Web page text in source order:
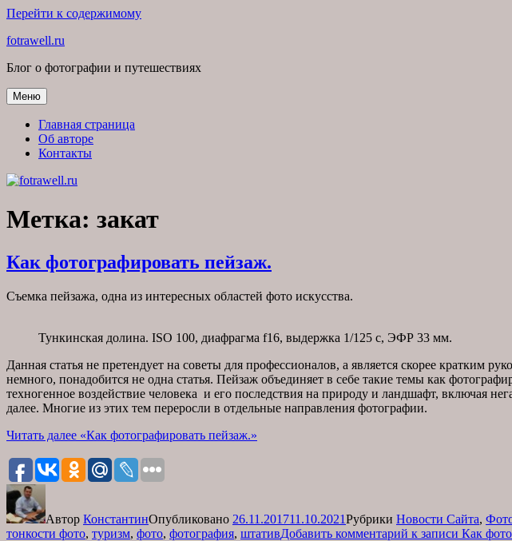
Перейти к содержимому
fotrawell.ru
Блог о фотографии и путешествиях
Меню
Главная страница
Об авторе
Контакты
Метка: закат
Как фотографировать пейзаж.
Съемка пейзажа, одна из интересных областей фото искусства.
Тункинская долина. ISO 100, диафрагма f16, выдержка 1/125 с, ЭФР 33 мм.
Данная статья не претендует на советы для профессионалов, а является скорее кратким
немного, понадобится не одна статья. Пейзаж объединяет в себе такие темы как
техногенное воздействие человека и его последствия на природу и ландшафт, включая
далее. Многие из этих тем переросли в отдельные направления фотографии.
Читать далее «Как фотографировать пейзаж.»
Автор КонстантинОпубликовано 26.11.201711.10.2021Рубрики Новости Сайта,
тонкости фото, туризм, фото, фотография, штативДобавить комментарий к записи Как